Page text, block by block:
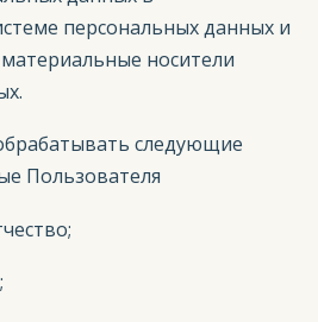
персональных данных и
носители
следующие
Пользователя